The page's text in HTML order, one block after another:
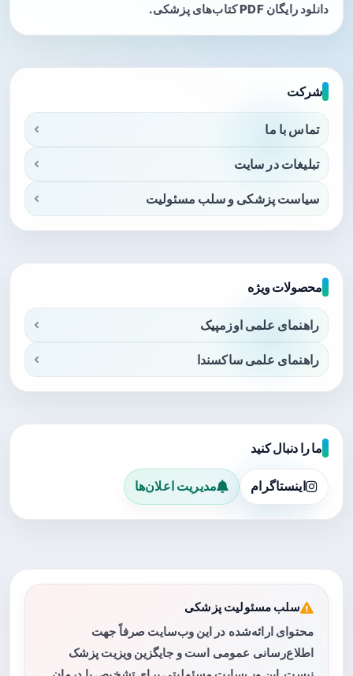
دانلود رایگان PDF کتاب‌های پزشکی.
شرکت
تماس با ما
تبلیغات در سایت
سیاست پزشکی و سلب مسئولیت
محصولات ویژه
راهنمای علمی اوزمپیک
راهنمای علمی ساکسندا
ما را دنبال کنید
اینستاگرام مدیریت اعلان‌ها
سلب مسئولیت پزشکی
محتوای ارائه‌شده در این وب‌سایت صرفاً جهت
اطلاع‌رسانی عمومی است و جایگزین ویزیت پزشک